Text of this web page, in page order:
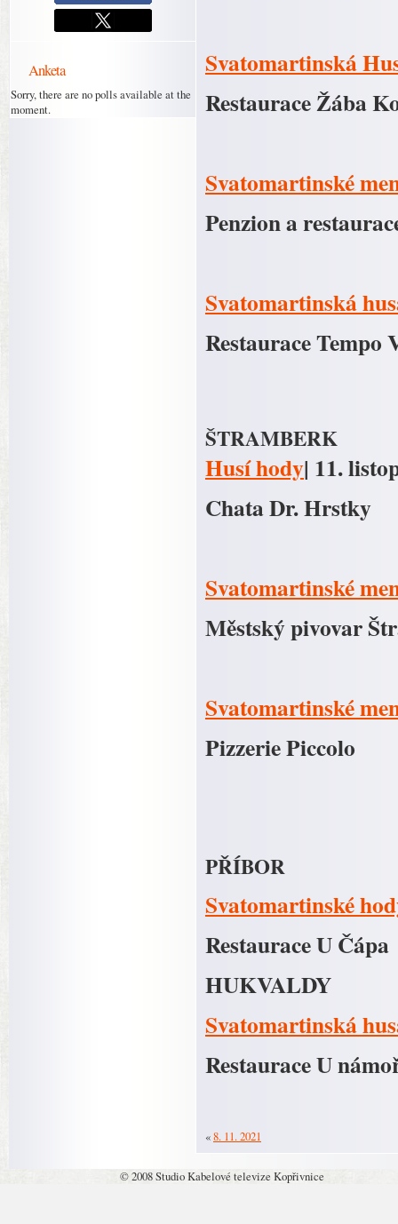
Anketa
Sorry, there are no polls available at the
moment.
Svatomartinská
Restaurace Žába
Svatomartinské
Penzion a
Svatomartinská
Restaurace Tempo
ŠTRAMBERK
Husí hody| 11.
Chata Dr. Hrstky
Svatomartinské
Městský pivovar
Svatomartinské
Pizzerie Piccolo
PŘÍBOR
Svatomartinské
Restaurace U Čápa
HUKVALDY
Svatomartinská
Restaurace U
«8. 11. 2021
© 2008 Studio Kabelové televize Kopřivnice